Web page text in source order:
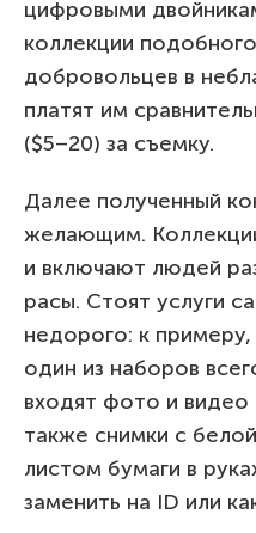
цифровыми
коллекции
добровольцев в
платят им
($5–20) за съемку.
Далее полученный
желающим.
и включают людей
расы. Стоят услуги
недорого: к
один из наборов
входят фото и
также снимки с
листом бумаги в
заменить на ID или